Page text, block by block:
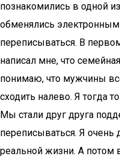
познакомились в одной
обменялись
переписываться. В
написал мне, что
понимаю, что мужчины
сходить налево. Я тогда
Мы стали друг друга
переписываться. Я очень
реальной жизни. А потом